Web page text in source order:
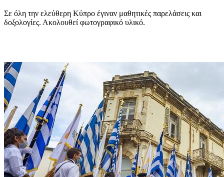
Σε όλη την ελεύθερη Κύπρο έγιναν μαθητικές παρελάσεις και
δοξολογίες. Ακολουθεί φωτογραφικό υλικό.